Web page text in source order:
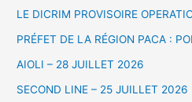
LE DICRIM PROVISOIRE
PRÉFET DE LA RÉGION PACA :
AIOLI – 28 JUILLET 2026
SECOND LINE – 25 JUILLET 2026